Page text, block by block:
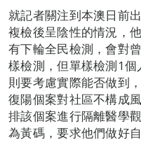
就記者關注到本澳日前
複檢後呈陰性的情況，
有下輪全民檢測，會對
樣檢測，但單樣檢測1
則要考慮實際能否做到
復陽個案對社區不構成
排該個案進行隔離醫學
為黃碼，要求他們做好